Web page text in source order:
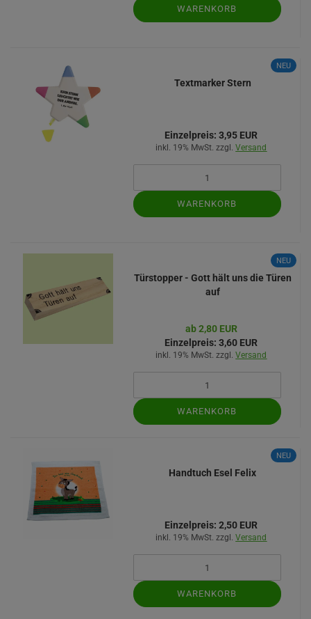
WARENKORB
NEU
Textmarker Stern
Einzelpreis: 3,95 EUR
inkl. 19% MwSt. zzgl.Versand
WARENKORB
NEU
Türstopper - Gott hält uns die Türen
auf
ab 2,80 EUR
Einzelpreis: 3,60 EUR
inkl. 19% MwSt. zzgl.Versand
WARENKORB
NEU
Handtuch Esel Felix
Einzelpreis: 2,50 EUR
inkl. 19% MwSt. zzgl.Versand
WARENKORB